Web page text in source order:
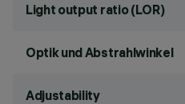
Light output ratio (LOR)
Optik und Abstrahlwinkel
Adjustability